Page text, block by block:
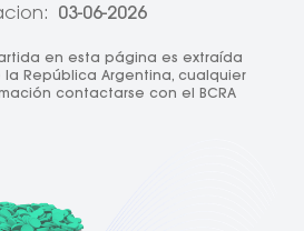
03-06-2026
en esta página es extraída
República Argentina, cualquier
contactarse con el BCRA